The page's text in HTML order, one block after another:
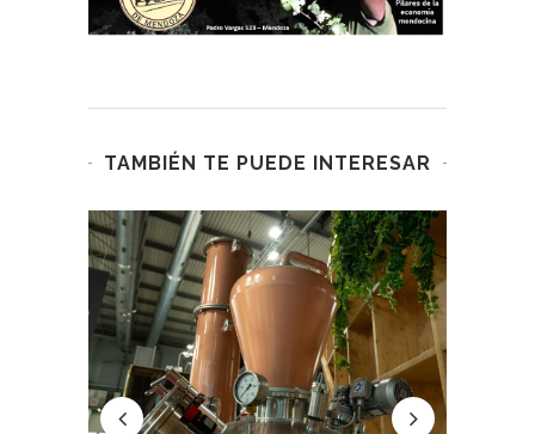
TAMBIÉN TE PUEDE INTERESAR